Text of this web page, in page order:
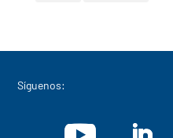
Síguenos: